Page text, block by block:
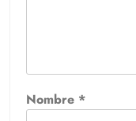
Nombre *